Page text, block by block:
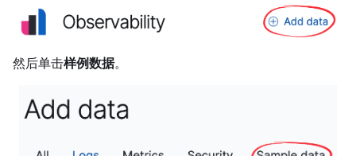
然后单击样例数据。